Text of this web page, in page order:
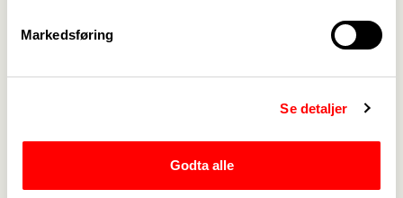
Markedsføring
Se detaljer
Godta alle
->
Medlemskap ->
Lønn og tariff ->